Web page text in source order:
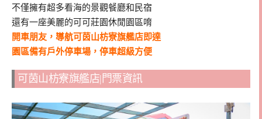
不僅擁有超多看海的景觀餐廳和民宿
還有一座美麗的可可莊園休閒園區唷
開車朋友，導航可茵山枋寮旗艦店即達
園區備有戶外停車場，停車超級方便
可茵山枋寮旗艦店|門票資訊